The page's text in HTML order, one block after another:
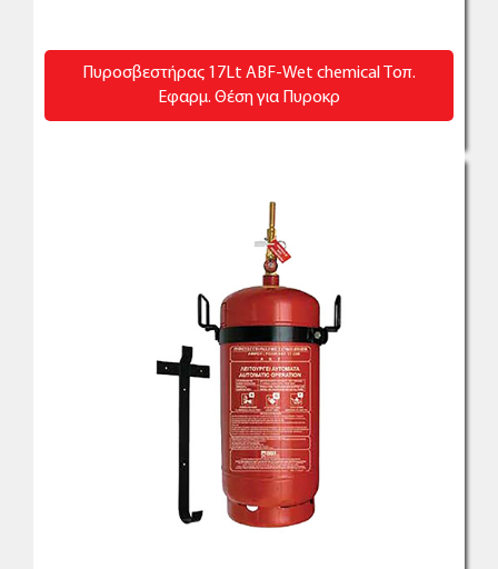
Πυροσβεστήρας 17Lt ABF-Wet chemical Τοπ.
Εφαρμ. Θέση για Πυροκρ